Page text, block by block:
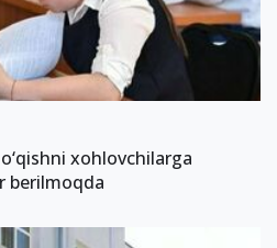
xohlovchilarga
berilmoqda